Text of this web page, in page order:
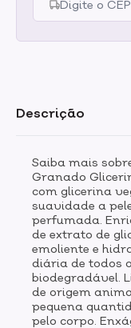
Descrição
Saiba mais
Granado
com glicerina
suavidade a
perfumada.
de extrato de
emoliente e
diária de todos
biodegradável.
de origem
pequena
pelo corpo.